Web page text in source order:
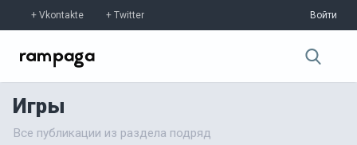
Vkontakte Twitter Войти
Игры
Все публикации из раздела подряд